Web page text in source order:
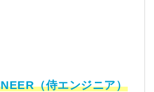
（侍エンジニア）